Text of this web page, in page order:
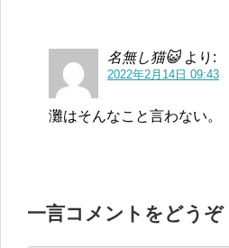
名無し猫😺 より:
2022年2月14日 09:43
灘はそんなこと言わない。
一言コメントをどうぞ